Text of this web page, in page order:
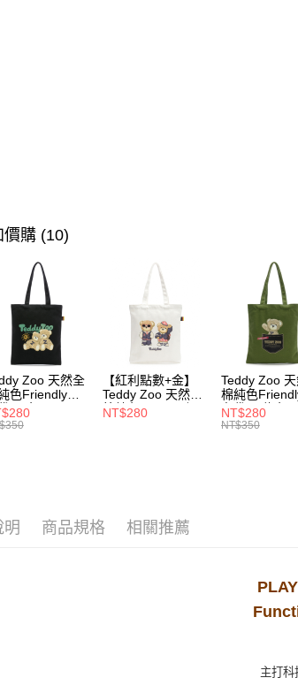
價購 (10)
Zoo 天然全
色Friendly帆
-黑色
【紅利點數+金】
Teddy Zoo 天然全
棉純色Friendly帆
布袋-白色
NT$280
Teddy Zoo
棉純色
布袋-軍綠色
(TZB107)
NT$280
NT$350
明 商品規格 相關推薦
主打科